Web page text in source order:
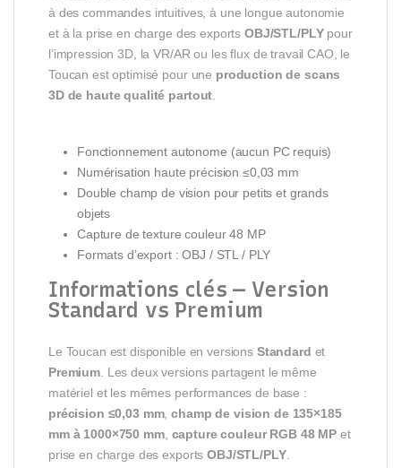
à des commandes intuitives, à une longue autonomie
et à la prise en charge des exports OBJ/STL/PLYpour
l’impression 3D, la VR/AR ou les flux de travail CAO, le
Toucan est optimisé pour une production de scans
3D de haute qualité partout.
Fonctionnement autonome (aucun PC requis)
Numérisation haute précision ≤0,03 mm
Double champ de vision pour petits et grands
objets
Capture de texture couleur 48 MP
Formats d’export : OBJ / STL / PLY
Informations clés — Version
Standard vs Premium
Le Toucan est disponible en versions Standard et
Premium. Les deux versions partagent le même
matériel et les mêmes performances de base :
précision ≤0,03 mm,champ de vision de 135×185
mm à 1000×750 mm, capture couleur RGB 48 MP et
prise en charge des exportsOBJ/STL/PLY.